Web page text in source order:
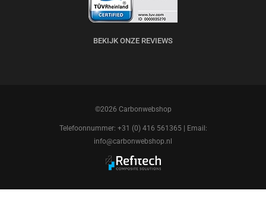
BEKIJK ONZE REVIEWS
©2026 Carbonwebshop
Telefoonnummer: +31 (0) 416 561365 | Email:
info@carbonwebshop.nl